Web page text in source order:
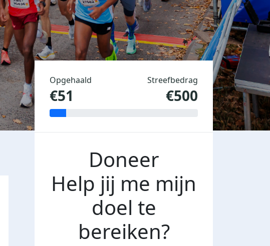
Opgehaald
€51
Streefbedrag
€500
Doneer
Help jij me mijn
doel te
bereiken?